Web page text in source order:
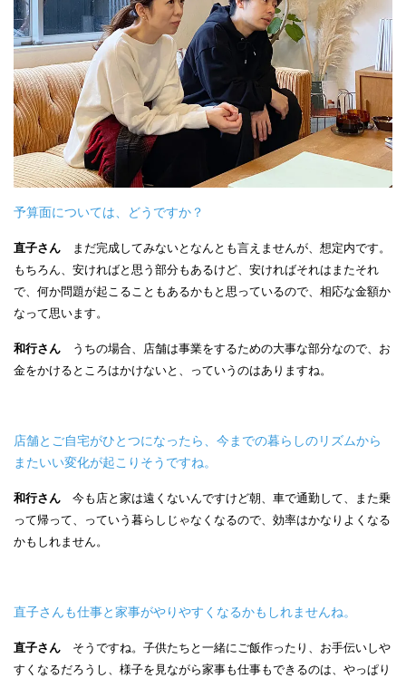
予算面については、どうですか？
直子さん まだ完成してみないとなんとも言えませんが、想定内です。
もちろん、安ければと思う部分もあるけど、安ければそれはまたそれ
で、何か問題が起こることもあるかもと思っているので、相応な金額か
なって思います。
和行さん うちの場合、店舗は事業をするための大事な部分なので、お
金をかけるところはかけないと、っていうのはありますね。
店舗とご自宅がひとつになったら、今までの暮らしのリズムから
またいい変化が起こりそうですね。
和行さん 今も店と家は遠くないんですけど朝、車で通勤して、また乗
って帰って、っていう暮らしじゃなくなるので、効率はかなりよくなる
かもしれません。
直子さんも仕事と家事がやりやすくなるかもしれませんね。
直子さん そうですね。子供たちと一緒にご飯作ったり、お手伝いしや
すくなるだろうし、様子を見ながら家事も仕事もできるのは、やっぱり